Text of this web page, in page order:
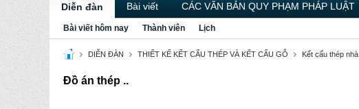
Diễn đàn Bài viết CÁC VĂN BẢN QUY PHẠM PHÁP LUẬT
Bài viết hôm nay Thành viên Lịch
DIỄN ĐÀN THIẾT KẾ KẾT CẤU THÉP VÀ KẾT CẤU GỖ Kết cấu thép
Đồ án thép ..